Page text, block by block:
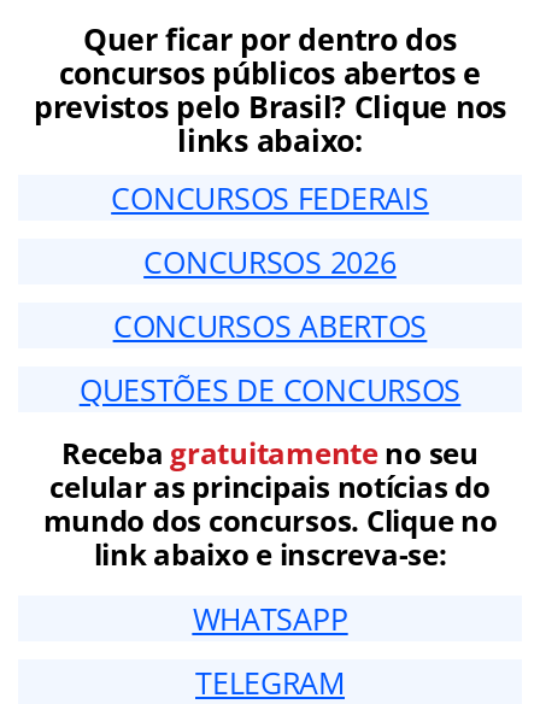
Quer ficar por dentro dos
concursos públicos abertos e
previstos pelo Brasil? Clique nos
links abaixo:
CONCURSOS FEDERAIS
CONCURSOS 2026
CONCURSOS ABERTOS
QUESTÕES DE CONCURSOS
Receba gratuitamenteno seu
celular as principais notícias do
mundo dos concursos. Clique no
link abaixo e inscreva-se:
WHATSAPP
TELEGRAM